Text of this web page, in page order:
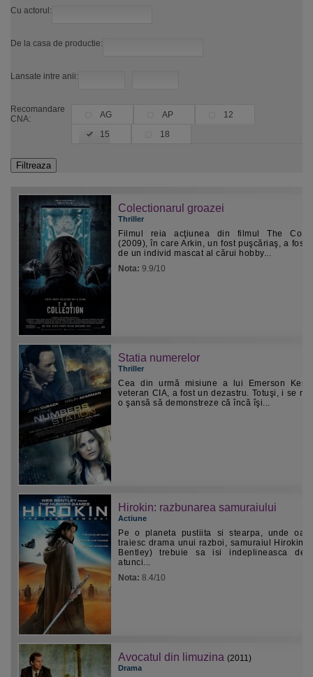
Cu actorul:
De la casa de productie:
Lansate intre anii:
Recomandare
CNA:
AG AP
12
15
18
Colectionarul groazei
Thriller
Filmul reia acţiunea din filmul The
(2009), în care Arkin, un fost puşcăriaş, a fost
de un individ mascat al cărui hobby...
Nota: 9.9/10
Statia numerelor
Thriller
Cea din urmă misiune a lui Emerson
veteran CIA, a fost un dezastru. Totuşi, i se
o şansă să demonstreze că încă îşi...
Hirokin: razbunarea samuraiului
Actiune
Pe o planeta pustiita si stearpa, unde
traiesc drama unui razboi, samuraiul Hirokin
Bentley) trebuie sa isi indeplineasca
atunci...
Nota: 8.4/10
Avocatul din limuzina (2011)
Drama